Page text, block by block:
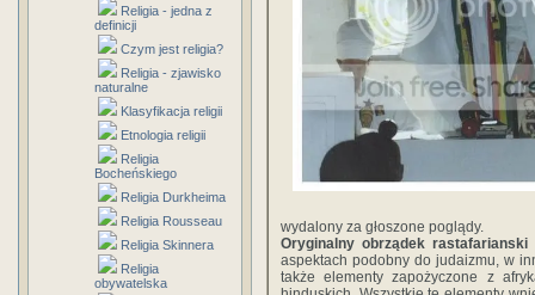
Religia - jedna z
definicji
Czym jest religia?
Religia - zjawisko
naturalne
Klasyfikacja religii
Etnologia religii
Religia
Bocheńskiego
Religia Durkheima
Religia Rousseau
Religia Skinnera
Religia
obywatelska
wydalony za głoszone poglądy.
Oryginalny obrządek rastafarianski
aspektach podobny do judaizmu, w
także elementy zapożyczone z